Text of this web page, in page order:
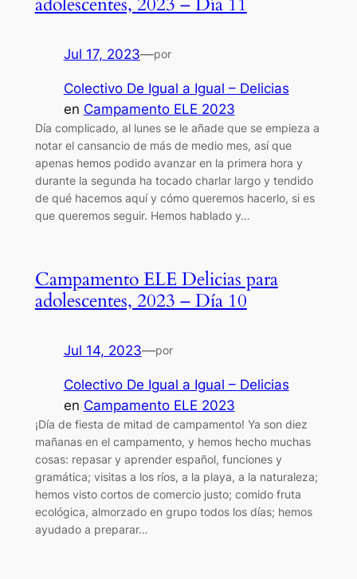
Jul 17, 2023—por
Colectivo De Igual a Igual – Delicias
en Campamento ELE 2023
Día complicado, al lunes se le añade que se empieza a
notar el cansancio de más de medio mes, así que
apenas hemos podido avanzar en la primera hora y
durante la segunda ha tocado charlar largo y tendido
de qué hacemos aquí y cómo queremos hacerlo, si es
que queremos seguir. Hemos hablado y…
Campamento ELE Delicias para
adolescentes, 2023 – Día 10
Jul 14, 2023—por
Colectivo De Igual a Igual – Delicias
en Campamento ELE 2023
¡Día de fiesta de mitad de campamento! Ya son diez
mañanas en el campamento, y hemos hecho muchas
cosas: repasar y aprender español, funciones y
gramática; visitas a los ríos, a la playa, a la naturaleza;
hemos visto cortos de comercio justo; comido fruta
ecológica, almorzado en grupo todos los días; hemos
ayudado a preparar…